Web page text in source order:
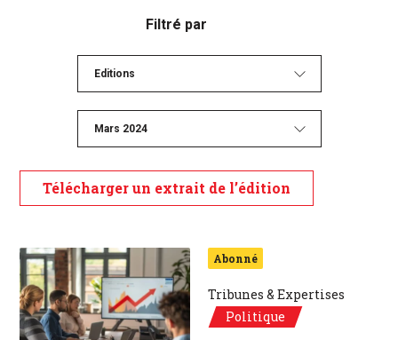
Filtré par
Editions
Mars 2024
Télécharger un extrait de l’édition
Abonné
Tribunes & Expertises
Politique